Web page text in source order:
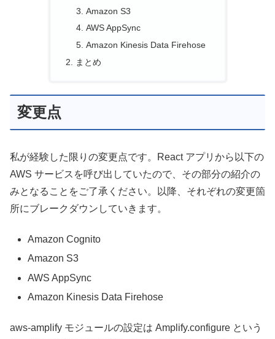
Amazon S3
AWS AppSync
Amazon Kinesis Data Firehose
まとめ
変更点
私が経験した限りの変更点です。React アプリから以下の
AWS サービスを呼び出していたので、その部分の紹介の
みとなることをご了承ください。以降、それぞれの変更箇
所にブレークダウンしていきます。
Amazon Cognito
Amazon S3
AWS AppSync
Amazon Kinesis Data Firehose
aws-amplify モジュールの設定は Amplify.configure という